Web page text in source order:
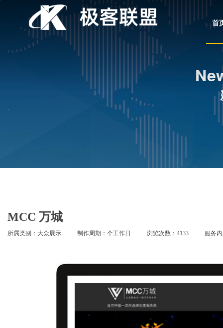
首
MCC 万城
所属类别：大众展示 制作周期：个工作日 浏览次数：4133 服务